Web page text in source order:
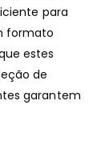
para
formato
estes
de
garantem